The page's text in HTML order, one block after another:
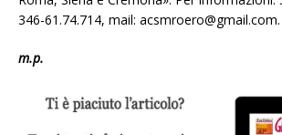
346-61.74.714, mail: acsmroero@gmail.com.
m.p.